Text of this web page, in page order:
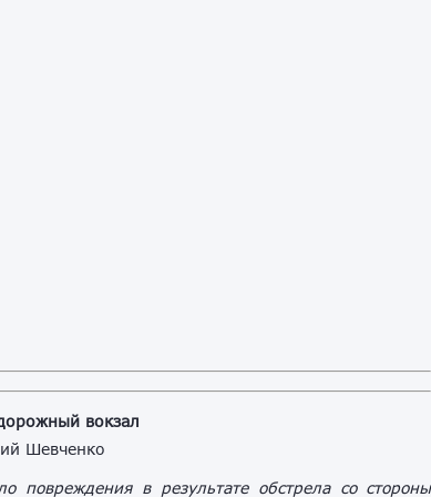
вокзал
Шевченко
повреждения в результате обстрела со стороны